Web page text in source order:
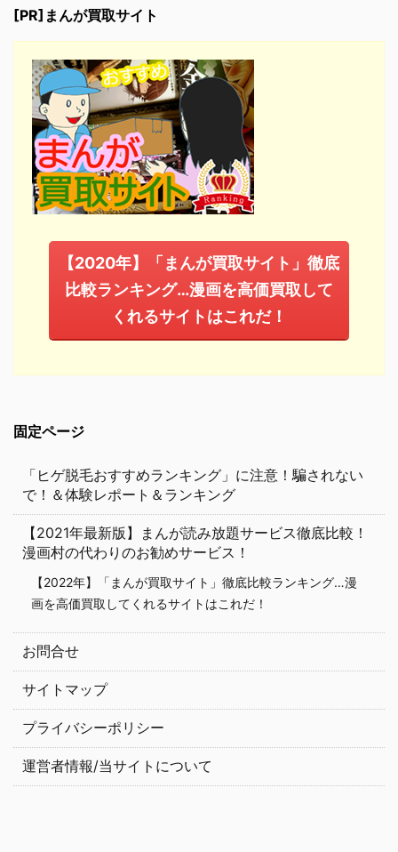
[PR]まんが買取サイト
【2020年】「まんが買取サイト」徹底
比較ランキング…漫画を高価買取して
くれるサイトはこれだ！
固定ページ
「ヒゲ脱毛おすすめランキング」に注意！騙されない
で！＆体験レポート＆ランキング
【2021年最新版】まんが読み放題サービス徹底比較！
漫画村の代わりのお勧めサービス！
【2022年】「まんが買取サイト」徹底比較ランキング…漫
画を高価買取してくれるサイトはこれだ！
お問合せ
サイトマップ
プライバシーポリシー
運営者情報/当サイトについて